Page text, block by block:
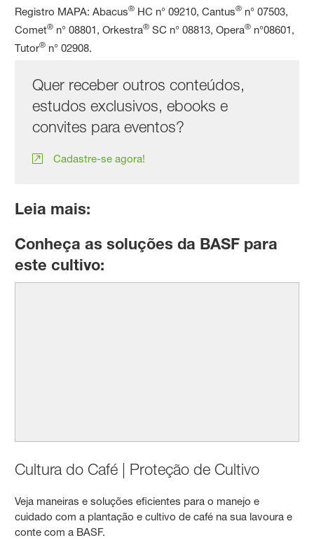
Registro MAPA: Abacus® HC n° 09210, Cantus® n° 07503,
Comet® n° 08801, Orkestra® SC n° 08813, Opera® n°08601,
Tutor® n° 02908.
Quer receber outros conteúdos,
estudos exclusivos, ebooks e
convites para eventos?
Cadastre-se agora!
Leia mais:
Conheça as soluções da BASF para
este cultivo:
Cultura do Café | Proteção de Cultivo
Veja maneiras e soluções eficientes para o manejo e
cuidado com a plantação e cultivo de café na sua lavoura e
conte com a BASF.